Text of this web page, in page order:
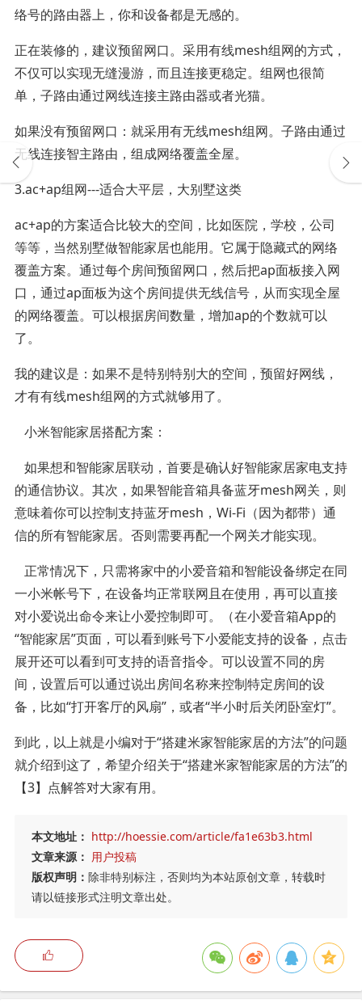
络号的路由器上，你和设备都是无感的。
正在装修的，建议预留网口。采用有线mesh组网的方式，
不仅可以实现无缝漫游，而且连接更稳定。组网也很简
单，子路由通过网线连接主路由器或者光猫。
如果没有预留网口：就采用有无线mesh组网。子路由通过
无线连接智主路由，组成网络覆盖全屋。
3.ac+ap组网---适合大平层，大别墅这类
ac+ap的方案适合比较大的空间，比如医院，学校，公司
等等，当然别墅做智能家居也能用。它属于隐藏式的网络
覆盖方案。通过每个房间预留网口，然后把ap面板接入网
口，通过ap面板为这个房间提供无线信号，从而实现全屋
的网络覆盖。可以根据房间数量，增加ap的个数就可以
了。
我的建议是：如果不是特别特别大的空间，预留好网线，
才有有线mesh组网的方式就够用了。
小米智能家居搭配方案：
如果想和智能家居联动，首要是确认好智能家居家电支持
的通信协议。其次，如果智能音箱具备蓝牙mesh网关，则
意味着你可以控制支持蓝牙mesh，Wi-Fi（因为都带）通
信的所有智能家居。否则需要再配一个网关才能实现。
正常情况下，只需将家中的小爱音箱和智能设备绑定在同
一小米帐号下，在设备均正常联网且在使用，再可以直接
对小爱说出命令来让小爱控制即可。（在小爱音箱App的
“智能家居”页面，可以看到账号下小爱能支持的设备，点击
展开还可以看到可支持的语音指令。可以设置不同的房
间，设置后可以通过说出房间名称来控制特定房间的设
备，比如“打开客厅的风扇”，或者“半小时后关闭卧室灯”。
到此，以上就是小编对于“搭建米家智能家居的方法”的问题
就介绍到这了，希望介绍关于“搭建米家智能家居的方法”的
【3】点解答对大家有用。
本文地址： http://hoessie.com/article/fa1e63b3.html
文章来源： 用户投稿
版权声明： 除非特别标注，否则均为本站原创文章，转载时
请以链接形式注明文章出处。